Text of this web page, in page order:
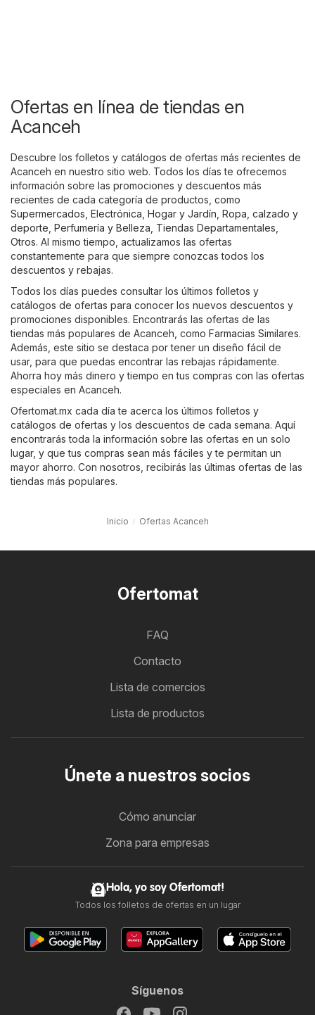
Ofertas en línea de tiendas en
Acanceh
Descubre los folletos y catálogos de ofertas más recientes de
Acanceh en nuestro sitio web. Todos los días te ofrecemos
información sobre las promociones y descuentos más
recientes de cada categoría de productos, como
Supermercados Electrónica Hogar y Jardín Ropa, calzado y
deporte Perfumería y Belleza Tiendas Departamentales
Otros. Al mismo tiempo, actualizamos las ofertas
constantemente para que siempre conozcas todos los
descuentos y rebajas.
Todos los días puedes consultar los últimos folletos y
catálogos de ofertas para conocer los nuevos descuentos y
promociones disponibles. Encontrarás las ofertas de las
tiendas más populares de Acanceh, como Farmacias Similares.
Además, este sitio se destaca por tener un diseño fácil de
usar, para que puedas encontrar las rebajas rápidamente.
Ahorra hoy más dinero y tiempo en tus compras con las ofertas
especiales en Acanceh.
Ofertomat.mx cada día te acerca los últimos folletos y
catálogos de ofertas y los descuentos de cada semana. Aquí
encontrarás toda la información sobre las ofertas en un solo
lugar, y que tus compras sean más fáciles y te permitan un
mayor ahorro. Con nosotros, recibirás las últimas ofertas de las
tiendas más populares.
Inicio Ofertas Acanceh
Ofertomat
FAQ
Contacto
Lista de comercios
Lista de productos
Únete a nuestros socios
Cómo anunciar
Zona para empresas
Hola, yo soy Ofertomat!
Todos los folletos de ofertas en un lugar
Síguenos